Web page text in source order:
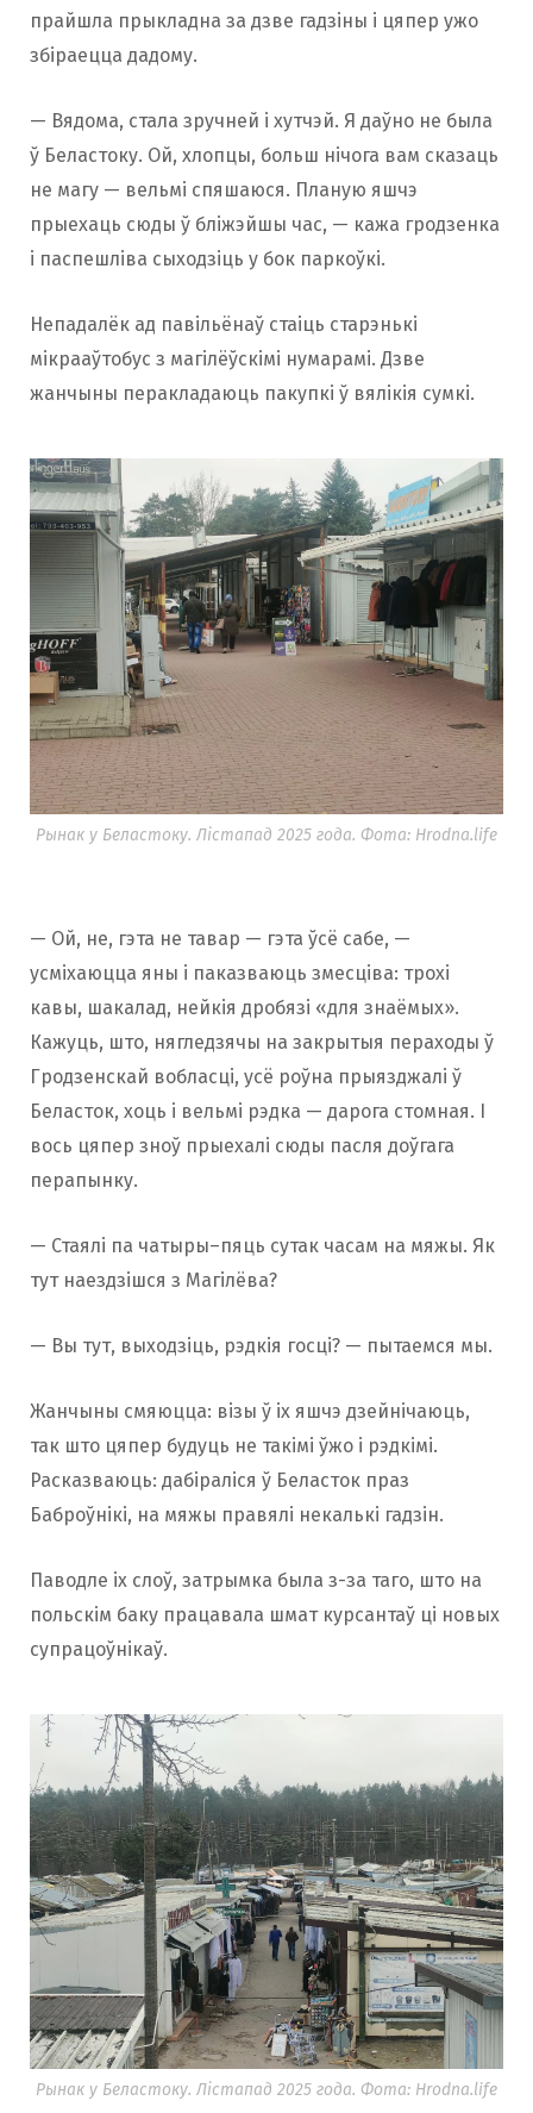
прайшла прыкладна за дзве гадзіны і цяпер ужо
збіраецца дадому.
— Вядома, стала зручней і хутчэй. Я даўно не была
ў Беластоку. Ой, хлопцы, больш нічога вам сказаць
не магу — вельмі спяшаюся. Планую яшчэ
прыехаць сюды ў бліжэйшы час, — кажа гродзенка
і паспешліва сыходзіць у бок паркоўкі.
Непадалёк ад павільёнаў стаіць старэнькі
мікрааўтобус з магілёўскімі нумарамі. Дзве
жанчыны перакладаюць пакупкі ў вялікія сумкі.
Рынак у Беластоку. Лістапад 2025 года. Фота: Hrodna.life
— Ой, не, гэта не тавар — гэта ўсё сабе, —
усміхаюцца яны і паказваюць змесціва: трохі
кавы, шакалад, нейкія дробязі «для знаёмых».
Кажуць, што, нягледзячы на закрытыя пераходы ў
Гродзенскай вобласці, усё роўна прыязджалі ў
Беласток, хоць і вельмі рэдка — дарога стомная. І
вось цяпер зноў прыехалі сюды пасля доўгага
перапынку.
— Стаялі па чатыры–пяць сутак часам на мяжы. Як
тут наездзішся з Магілёва?
— Вы тут, выходзіць, рэдкія госці? — пытаемся мы.
Жанчыны смяюцца: візы ў іх яшчэ дзейнічаюць,
так што цяпер будуць не такімі ўжо і рэдкімі.
Расказваюць: дабіраліся ў Беласток праз
Баброўнікі, на мяжы правялі некалькі гадзін.
Паводле іх слоў, затрымка была з-за таго, што на
польскім баку працавала шмат курсантаў ці новых
супрацоўнікаў.
Рынак у Беластоку. Лістапад 2025 года. Фота: Hrodna.life